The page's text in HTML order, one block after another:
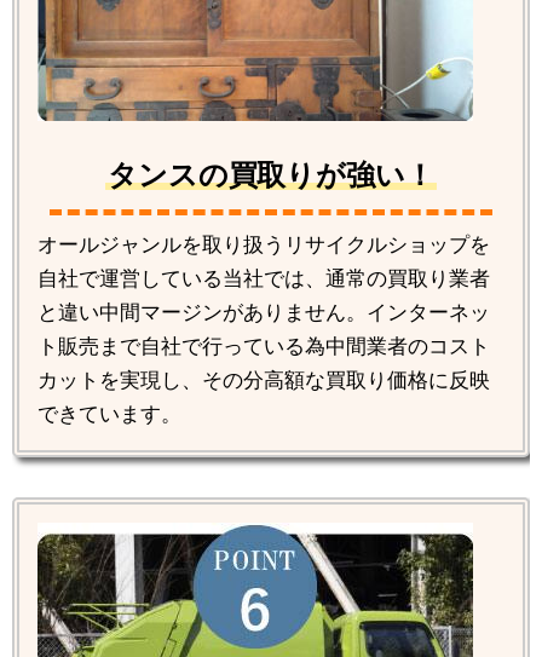
タンスの買取りが強い！
オールジャンルを取り扱うリサイクルショップを
自社で運営している当社では、通常の買取り業者
と違い中間マージンがありません。インターネッ
ト販売まで自社で行っている為中間業者のコスト
カットを実現し、その分高額な買取り価格に反映
できています。